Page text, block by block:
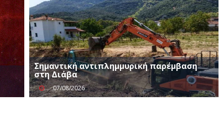
Σημαντική αντιπλημμυρική παρέμβαση
στη Διάβα
07/08/2026